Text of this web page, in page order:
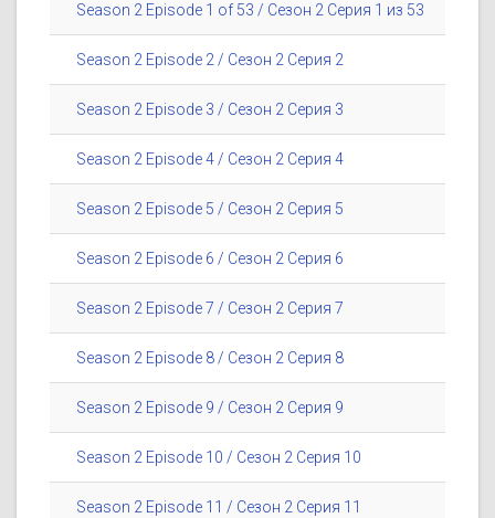
Season 2 Episode 1 of 53 / Сезон 2 Серия 1 из 53
Season 2 Episode 2 / Сезон 2 Серия 2
Season 2 Episode 3 / Сезон 2 Серия 3
Season 2 Episode 4 / Сезон 2 Серия 4
Season 2 Episode 5 / Сезон 2 Серия 5
Season 2 Episode 6 / Сезон 2 Серия 6
Season 2 Episode 7 / Сезон 2 Серия 7
Season 2 Episode 8 / Сезон 2 Серия 8
Season 2 Episode 9 / Сезон 2 Серия 9
Season 2 Episode 10 / Сезон 2 Серия 10
Season 2 Episode 11 / Сезон 2 Серия 11